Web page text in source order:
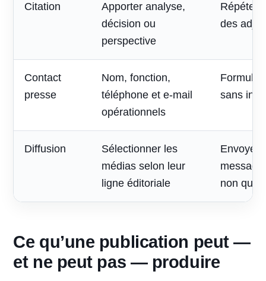
Citation
Apporter analyse,
décision ou
perspective
Répéter
des
Contact
presse
Nom, fonction,
téléphone et e-mail
opérationnels
sans
Diffusion
Sélectionner les
médias selon leur
ligne éditoriale
Envoyer
non
Ce qu’une publication peut —
et ne peut pas — produire